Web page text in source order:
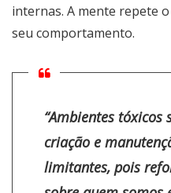
internas. A mente repete
seu comportamento.
“Ambientes
criação e
limitantes, pois